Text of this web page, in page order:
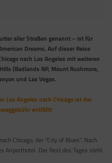
aller Straßen genannt – ist für
Dreams. Auf dieser Reise
nach Los Angeles mit weiteren
(Badlands NP, Mount Rushmore,
und Las Vegas.
Los Angeles nach Chicago ist der
entfällt!
Chicago, der “City of Blues”. Nach
Airporthotel. Der Rest des Tages steht